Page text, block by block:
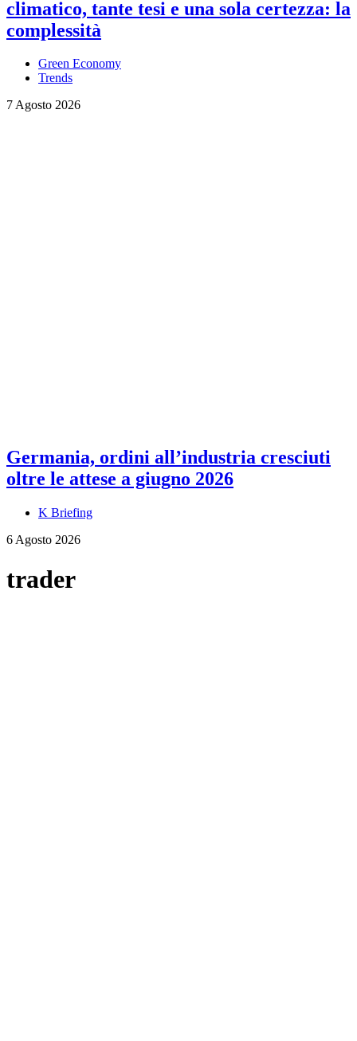
climatico, tante tesi e una sola certezza: la
complessità
Green Economy
Trends
7 Agosto 2026
Germania, ordini all’industria cresciuti
oltre le attese a giugno 2026
K Briefing
6 Agosto 2026
trader